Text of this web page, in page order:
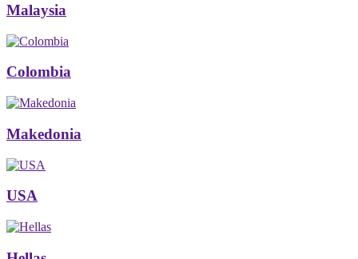
Malaysia
Colombia
Makedonia
USA